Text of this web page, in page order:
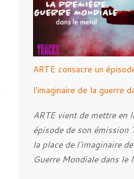
Somber Night 04.
Vile 05. Revenge From
Sense Of Fear
ARTE consacre un
l'imaginaire de la guerre
ARTE vient de mettre en
épisode de son émission
la place de l'imaginaire
Guerre Mondiale dans le